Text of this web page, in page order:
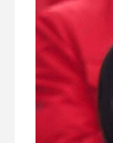
Limón
10 junio, 2026